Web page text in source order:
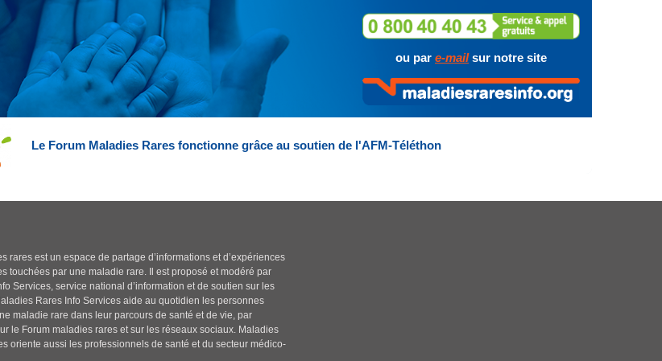
ou par e-mailsur notre site
Le Forum Maladies Rares fonctionne grâce au soutien de l'AFM-Téléthon
rares est un espace de partage d’informations et d’expériences
touchées par une maladie rare. Il est proposé et modéré par
Services, service national d’information et de soutien sur les
Rares Info Services aide au quotidien les personnes
maladie rare dans leur parcours de santé et de vie, par
le Forum maladies rares et sur les réseaux sociaux. Maladies
oriente aussi les professionnels de santé et du secteur médico-